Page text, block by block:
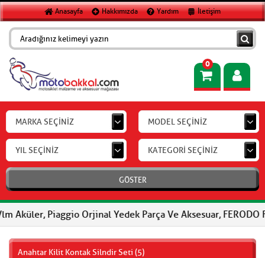
Anasayfa Hakkımızda Yardım İletişim
0
MARKA SEÇİNİZ MODEL SEÇİNİZ
YIL SEÇİNİZ KATEGORİ SEÇİNİZ
GÖSTER
Orjinal Yedek Parça Ve Aksesuar, FERODO Fren
Anahtar Kilit Kontak Silndir Seti (5)